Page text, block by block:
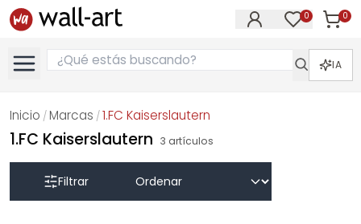
0 0
IA
Inicio / Marcas /1.FC Kaiserslautern
1.FC Kaiserslautern 3 artículos
Filtrar